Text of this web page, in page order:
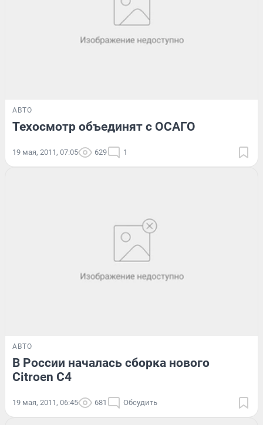
АВТО
Техосмотр объединят с ОСАГО
19 мая, 2011, 07:05 629 1
АВТО
В России началась сборка нового
Citroen С4
19 мая, 2011, 06:45 681 Обсудить